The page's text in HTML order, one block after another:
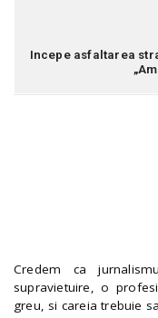
Incepe asfaltarea
Credem ca
supravietuire, o
greu, si careia trebuie